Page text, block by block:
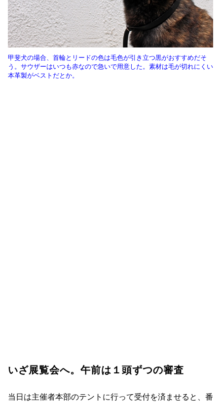
甲斐犬の場合、首輪とリードの色は毛色が引き立つ黒がおすすめだそ
う。サウザーはいつも赤なので急いで用意した。素材は毛が切れにくい
本革製がベストだとか。
いざ展覧会へ。午前は１頭ずつの審査
当日は主催者本部のテントに行って受付を済ませると、番